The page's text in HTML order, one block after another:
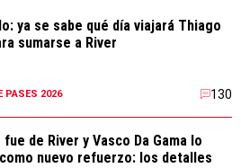
ya se sabe qué día viajará Thiago
sumarse a River
PASES 2026 130
de River y Vasco Da Gama lo
nuevo refuerzo: los detalles